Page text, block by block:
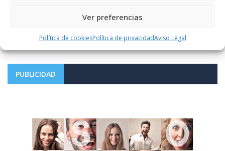
Ver preferencias
Política de cookiesPolítica de privacidadAviso Legal
Este sitio usa Akismet para reducir el spam.
PUBLICIDAD